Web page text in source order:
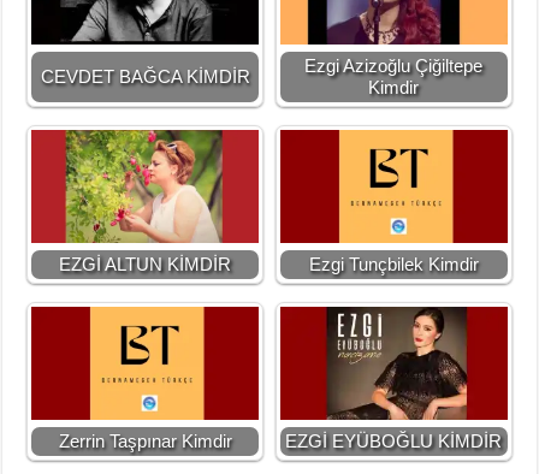
CEVDET BAĞCA KİMDİR
Ezgi Azizoğlu Çiğiltepe
Kimdir
EZGİ ALTUN KİMDİR Ezgi Tunçbilek Kimdir
Zerrin Taşpınar Kimdir EZGİ EYÜBOĞLU KİMDİR